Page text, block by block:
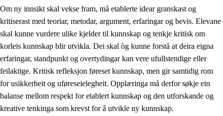
1.2 Identitet og kulturelt mangfald
1.3 Kritisk tenking og etisk bevisstheit
1.4 Skaparglede, engasjement og utforskartrong
1.5 Respekt for naturen og miljøbevisstheit
1.6 Demokrati og medverknad
Om ny innsikt skal vekse fram, må etablerte idear granskast og
kritiserast med teoriar, metodar, argument, erfaringar og bevis. Elevane
skal kunne vurdere ulike kjelder til kunnskap og tenkje kritisk om
korleis kunnskap blir utvikla. Dei skal òg kunne forstå at deira eigna
erfaringar, standpunkt og overtydingar kan vere ufullstendige eller
feilaktige. Kritisk refleksjon føreset kunnskap, men gir samtidig rom
for usikkerheit og uføreseielegheit. Opplæringa må derfor søkje ein
balanse mellom respekt for etablert kunnskap og den utforskande og
kreative tenkinga som krevst for å utvikle ny kunnskap.